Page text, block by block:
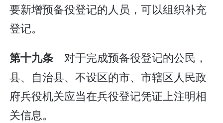
要新增预备役登记的人员，可以组织补充
登记。
第十九条对于完成预备役登记的公民，
县、自治县、不设区的市、市辖区人民政
府兵役机关应当在兵役登记凭证上注明相
关信息。